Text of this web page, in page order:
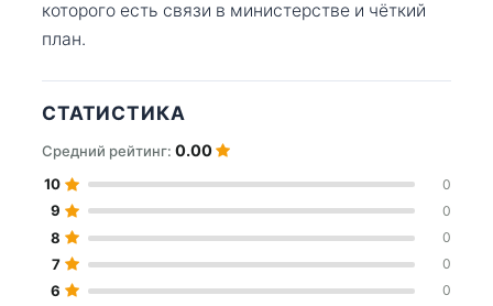
которого есть связи в министерстве и чёткий
план.
СТАТИСТИКА
Средний рейтинг: 0.00
10 0
9 0
8 0
7 0
6 0